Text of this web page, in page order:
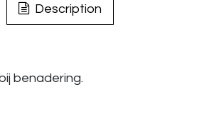
Description
benadering.